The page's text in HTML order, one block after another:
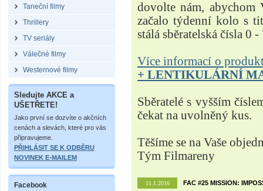
Taneční filmy
Thrillery
TV seriály
Válečné filmy
Westernové filmy
Sledujte AKCE a
UŠETŘETE!
Jako první se dozvíte o akčních
cenách a slevách, které pro vás
připravujeme.
PŘIHLÁSIT SE K ODBĚRU
NOVINEK E-MAILEM
Facebook
dovolte nám,
začalo týdenní kolo s
stálá sběratelská čísla 0 -
Více informací o
+ LENTIKULÁRNÍ
Sběratelé s vyšším
čekat na uvolněný kus.
Těšíme se na Vaše
Tým Filmareny
11.1.2016 FAC #25 MISSION: